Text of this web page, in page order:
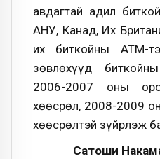
авдагтай адил
АНУ, Канад, Их
их биткойны АТМ-
зөвлөхүүд
2006-2007 оны
хөөсрөл, 2008-2009
хөөсрөлтэй зүйрлэж
Сатоши